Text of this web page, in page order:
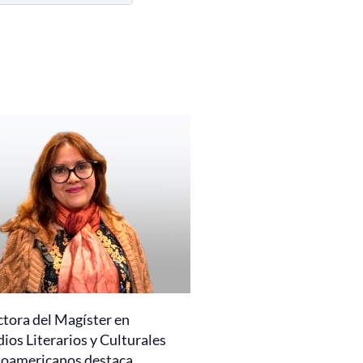
del Magíster en
Literarios y Culturales